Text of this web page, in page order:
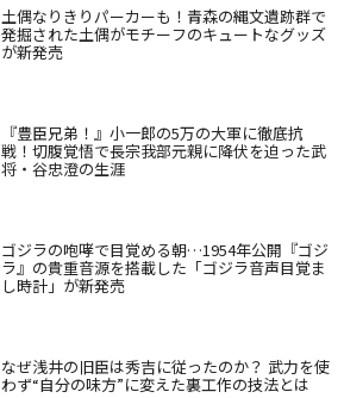
土偶なりきりパーカーも！青森の縄文遺跡群で
発掘された土偶がモチーフのキュートなグッズ
が新発売
『豊臣兄弟！』小一郎の5万の大軍に徹底抗
戦！切腹覚悟で長宗我部元親に降伏を迫った武
将・谷忠澄の生涯
ゴジラの咆哮で目覚める朝…1954年公開『ゴジ
ラ』の貴重音源を搭載した「ゴジラ音声目覚ま
し時計」が新発売
なぜ浅井の旧臣は秀吉に従ったのか？ 武力を使
わず“自分の味方”に変えた裏工作の技法とは